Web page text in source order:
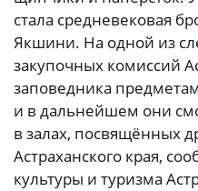
стала средневековая
Якшини. На одной из
закупочных комиссий
заповедника
и в дальнейшем они
в залах, посвящённых
Астраханского края,
культуры и туризма